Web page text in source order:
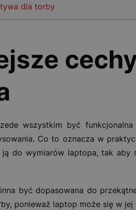
dla torby
wszystkim być
Co to oznacza w
ją do wymiarów laptopa, tak
być dopasowana do
ponieważ laptop może się w